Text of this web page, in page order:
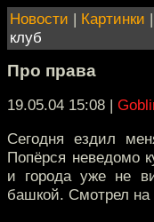
Новости | Картинки |
клуб
Про права
19.05.04 15:08 |
Сегодня ездил
Попёрся неведомо
и города уже не
башкой. Смотрел на